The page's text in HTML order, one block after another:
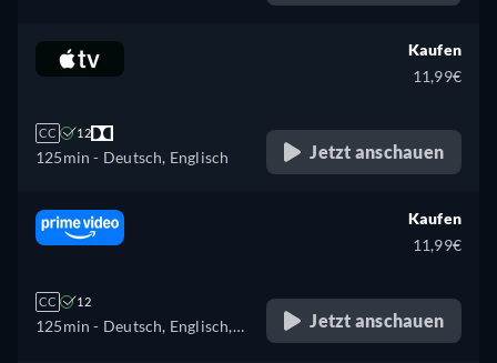
CC 12
125min - Deutsch, Englisch
Kaufen
11,99€
Jetzt anschauen
CC 12
125min - Deutsch, Englisch,
Kaufen
11,99€
Jetzt anschauen